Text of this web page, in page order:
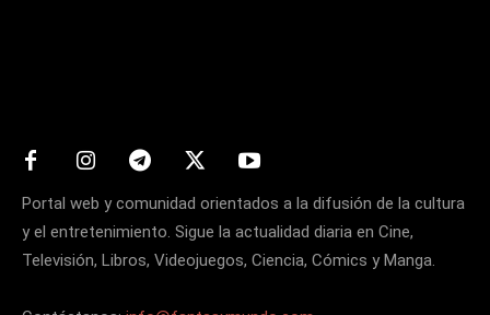
Portal web y comunidad orientados a la difusión de la cultura
y el entretenimiento. Sigue la actualidad diaria en Cine,
Televisión, Libros, Videojuegos, Ciencia, Cómics y Manga.